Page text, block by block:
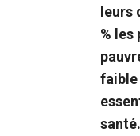
leurs
% les
faible